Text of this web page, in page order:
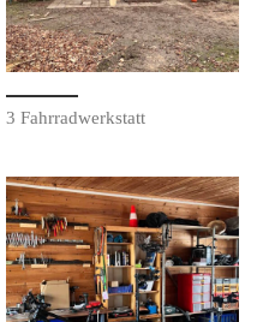
3 Fahrradwerkstatt